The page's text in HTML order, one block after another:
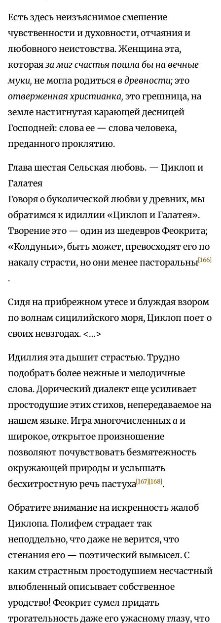
Есть здесь неизъяснимое смешение
чувственности и духовности, отчаяния и
любовного неистовства. Женщина эта,
котораяза миг счастья пошла бы на вечные
муки, не могла родитьсяв древности;это
отверженная христианка, это грешница, на
земле настигнутая карающей десницей
Господней: слова ее — слова человека,
преданного проклятию.
Глава шестая Сельская любовь. — Циклоп и
Галатея
Говоря о буколической любви у древних, мы
обратимся к идиллии «Циклоп и Галатея».
Творение это — один из шедевров Феокрита;
«Колдуньи», быть может, превосходят его по
накалу страсти, но они менее пасторальны[166]
.
Сидя на прибрежном утесе и блуждая взором
по волнам сицилийского моря, Циклоп поет о
своих невзгодах. <…>
Идиллия эта дышит страстью. Трудно
подобрать более нежные и мелодичные
слова. Дорический диалект еще усиливает
простодушие этих стихов, непередаваемое на
нашем языке. Игра многочисленныхаи
широкое, открытое произношение
позволяют почувствовать безмятежность
окружающей природы и услышать
бесхитростную речь пастуха[167][168].
Обратите внимание на искренность жалоб
Циклопа. Полифем страдает так
неподдельно, что даже не верится, что
стенания его — поэтический вымысел. С
каким страстным простодушием несчастный
влюбленный описывает собственное
уродство! Феокрит сумел придать
трогательность даже его ужасному глазу, что